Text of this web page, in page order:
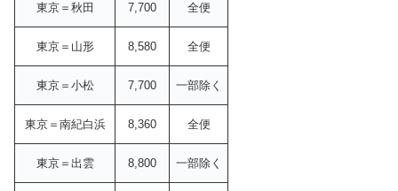
東京＝秋田 7,700 全便
東京＝山形 8,580 全便
東京＝小松 7,700 一部除く
東京＝南紀白浜 8,360 全便
東京＝出雲 8,800 一部除く